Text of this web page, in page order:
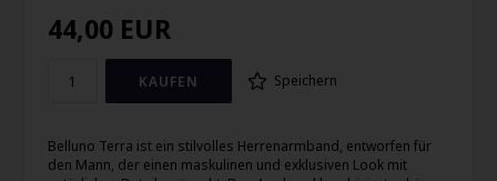
44,00 EUR
Speichern
Belluno Terra ist ein stilvolles Herrenarmband, entworfen für
den Mann, der einen maskulinen und exklusiven Look mit